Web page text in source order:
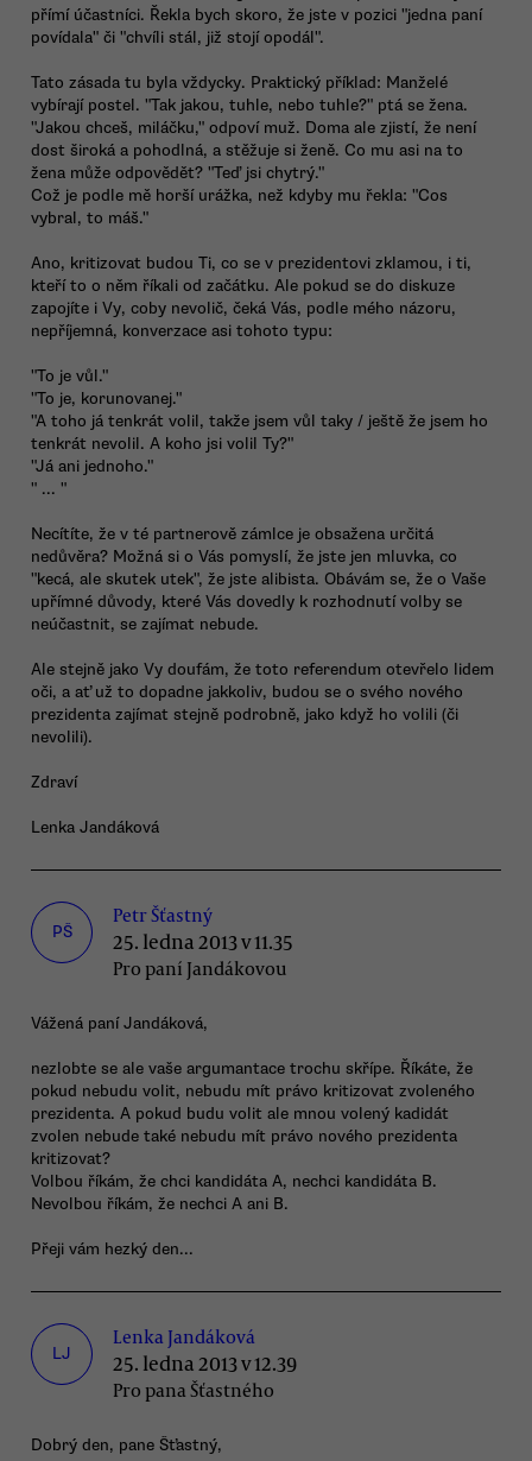
přímí účastníci. Řekla bych skoro, že jste v pozici "jedna paní
povídala" či "chvíli stál, již stojí opodál".
Tato zásada tu byla vždycky. Praktický příklad: Manželé
vybírají postel. "Tak jakou, tuhle, nebo tuhle?" ptá se žena.
"Jakou chceš, miláčku," odpoví muž. Doma ale zjistí, že není
dost široká a pohodlná, a stěžuje si ženě. Co mu asi na to
žena může odpovědět? "Teď jsi chytrý."
Což je podle mě horší urážka, než kdyby mu řekla: "Cos
vybral, to máš."
Ano, kritizovat budou Ti, co se v prezidentovi zklamou, i ti,
kteří to o něm říkali od začátku. Ale pokud se do diskuze
zapojíte i Vy, coby nevolič, čeká Vás, podle mého názoru,
nepříjemná, konverzace asi tohoto typu:
"To je vůl."
"To je, korunovanej."
"A toho já tenkrát volil, takže jsem vůl taky / ještě že jsem ho
tenkrát nevolil. A koho jsi volil Ty?"
"Já ani jednoho."
" ... "
Necítíte, že v té partnerově zámlce je obsažena určitá
nedůvěra? Možná si o Vás pomyslí, že jste jen mluvka, co
"kecá, ale skutek utek", že jste alibista. Obávám se, že o Vaše
upřímné důvody, které Vás dovedly k rozhodnutí volby se
neúčastnit, se zajímat nebude.
Ale stejně jako Vy doufám, že toto referendum otevřelo lidem
oči, a ať už to dopadne jakkoliv, budou se o svého nového
prezidenta zajímat stejně podrobně, jako když ho volili (či
nevolili).
Zdraví
Lenka Jandáková
PŠ
Petr Šťastný
25. ledna 2013 v 11.35
Pro paní Jandákovou
Vážená paní Jandáková,
nezlobte se ale vaše argumantace trochu skřípe. Říkáte, že
pokud nebudu volit, nebudu mít právo kritizovat zvoleného
prezidenta. A pokud budu volit ale mnou volený kadidát
zvolen nebude také nebudu mít právo nového prezidenta
kritizovat?
Volbou říkám, že chci kandidáta A, nechci kandidáta B.
Nevolbou říkám, že nechci A ani B.
Přeji vám hezký den...
LJ
Lenka Jandáková
25. ledna 2013 v 12.39
Pro pana Šťastného
Dobrý den, pane Šťastný,